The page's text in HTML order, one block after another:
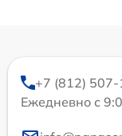
+7 (812)
Ежедневно с